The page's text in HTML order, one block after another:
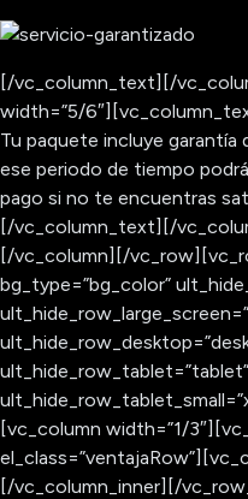
[/vc_column_text][/
width=”5/
Tu paquete incluye
ese periodo de tiempo
pago si no te encuentras
[/vc_column_text][/
[/vc_column][/
bg_type=”bg_color”
ult_hide_row_tablet=”tablet”
[vc_column width=”1/
[/vc_column_inner][/